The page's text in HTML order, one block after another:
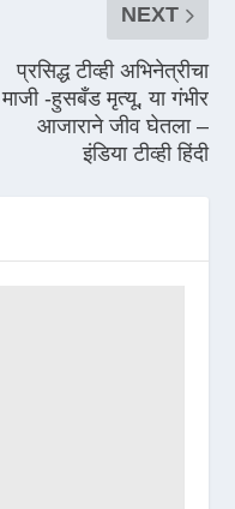
NEXT
प्रसिद्ध टीव्ही अभिनेत्रीचा
माजी -हुसबँड मृत्यू, या गंभीर
आजाराने जीव घेतला –
इंडिया टीव्ही हिंदी